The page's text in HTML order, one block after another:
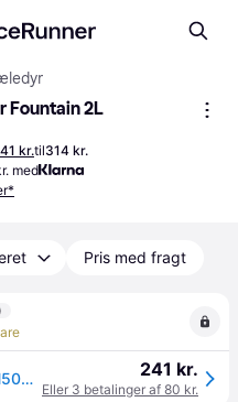
Fountain 2L
kr.til314 kr.
med
Pris med fragt
Catit Fresh & Clear 2 Ltr. (filter H50057) 241 kr.
Eller 3 betalinger af 80 kr.